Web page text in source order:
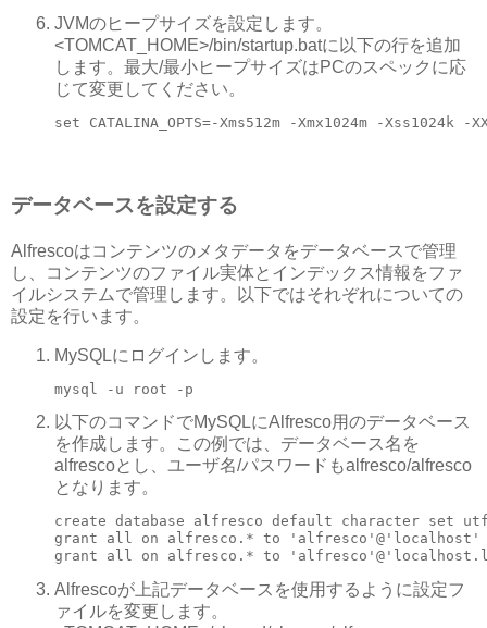
JVMのヒープサイズを設定します。
<TOMCAT_HOME>/bin/startup.batに以下の行を追加
します。最大/最小ヒープサイズはPCのスペックに応
じて変更してください。
データベースを設定する
Alfrescoはコンテンツのメタデータをデータベースで管理
し、コンテンツのファイル実体とインデックス情報をファ
イルシステムで管理します。以下ではそれぞれについての
設定を行います。
MySQLにログインします。
mysql -u root -p
以下のコマンドでMySQLにAlfresco用のデータベース
を作成します。この例では、データベース名を
alfrescoとし、ユーザ名/パスワードもalfresco/alfresco
となります。
create database alfresco default character set
grant all on alfresco.* to
grant all on alfresco.* to
Alfrescoが上記データベースを使用するように設定フ
ァイルを変更します。